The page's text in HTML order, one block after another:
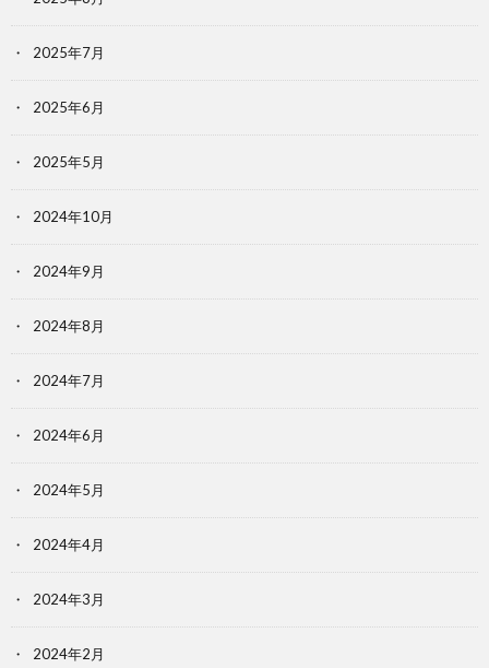
2025年7月
2025年6月
2025年5月
2024年10月
2024年9月
2024年8月
2024年7月
2024年6月
2024年5月
2024年4月
2024年3月
2024年2月